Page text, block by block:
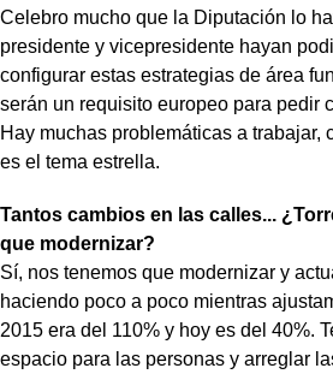
Celebro mucho que la Diputación lo
presidente y vicepresidente hayan
configurar estas estrategias de área
serán un requisito europeo para pedir
Hay muchas problemáticas a trabajar,
es el tema estrella.
Tantos cambios en las calles...
que modernizar?
Sí, nos tenemos que modernizar y
haciendo poco a poco mientras
2015 era del 110% y hoy es del 40%.
espacio para las personas y arreglar